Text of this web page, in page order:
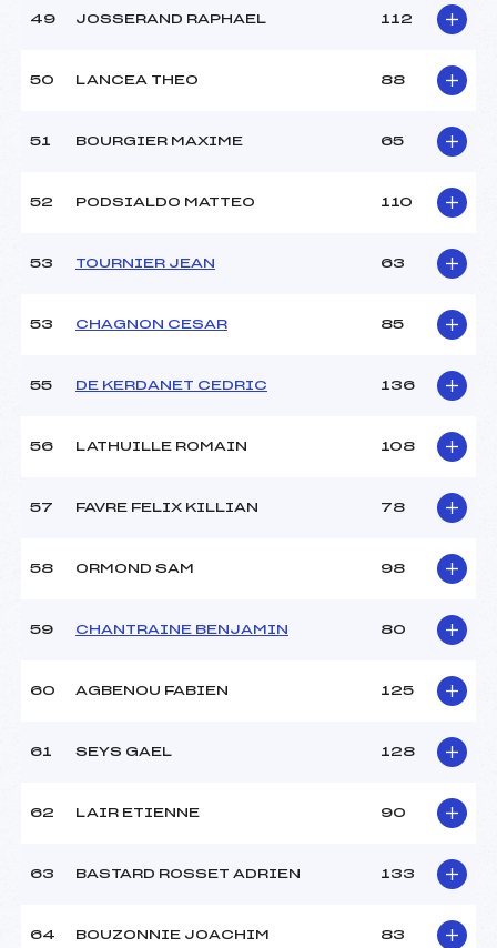
49 JOSSERAND RAPHAEL 112
50 LANCEA THEO 88
51 BOURGIER MAXIME 65
52 PODSIALDO MATTEO 110
53 TOURNIER JEAN 63
53 CHAGNON CESAR 85
55 DE KERDANET CEDRIC 136
56 LATHUILLE ROMAIN 108
57 FAVRE FELIX KILLIAN 78
58 ORMOND SAM 98
59 CHANTRAINE BENJAMIN 80
60 AGBENOU FABIEN 125
61 SEYS GAEL 128
62 LAIR ETIENNE 90
63 BASTARD ROSSET ADRIEN 133
64 BOUZONNIE JOACHIM 83